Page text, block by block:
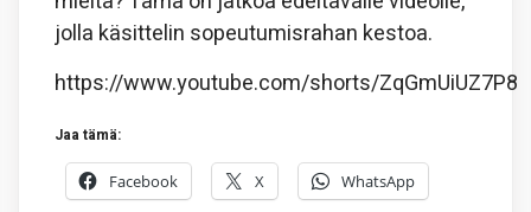
jolla käsittelin sopeutumisrahan kestoa.
https://www.youtube.com/shorts/ZqGmUiUZ7P8
Jaa tämä:
Facebook X WhatsApp